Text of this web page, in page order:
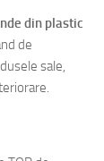
din plastic
de
sale,